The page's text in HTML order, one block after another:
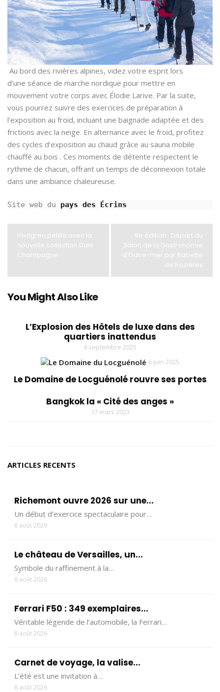
Au bord des rivières alpines, videz votre esprit lors
d’une séance de marche nordique pour mettre en
mouvement votre corps avec Élodie Larive. Par la suite,
vous pourrez suivre des exercices de préparation à
l’exposition au froid, incluant une baignade adaptée et des
frictions avec la neige. En alternance avec le froid, profitez
des cycles d’exposition au chaud grâce au sauna mobile
chauffé au bois . Ces moments de détente respectent le
rythme de chacun, offrant un temps de déconnexion totale
dans une ambiance chaleureuse.
Site web du pays des Écrins
Hedgren pétille avec la
nouvelle collection Dark
Champagne
9e édition : Départ du
Salon de la Gastronomie
d’Outre-mer par Babette
de Rozières
You Might Also Like
L’Explosion des Hôtels de luxe dans des
quartiers inattendus
4 septembre 2025
Le Domaine de Locguénolé rouvre ses portes
6 juin 2025
Bangkok la « Cité des anges »
17 mars 2023
ARTICLES RECENTS
Richemont ouvre 2026 sur une...
Un début d’exercice spectaculaire pour…
8 août 2026
Le château de Versailles, un...
Symbole du raffinement à la…
8 août 2026
Ferrari F50 : 349 exemplaires...
Véritable légende de l’automobile, la Ferrari…
8 août 2026
Carnet de voyage, la valise...
L’été est une invitation à…
8 août 2026